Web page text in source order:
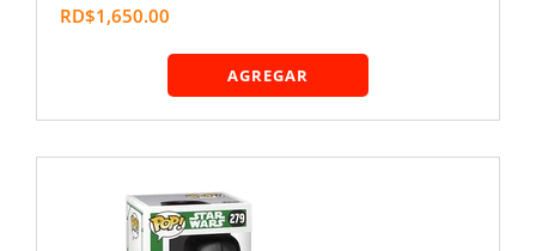
RD$1,650.00
AGREGAR